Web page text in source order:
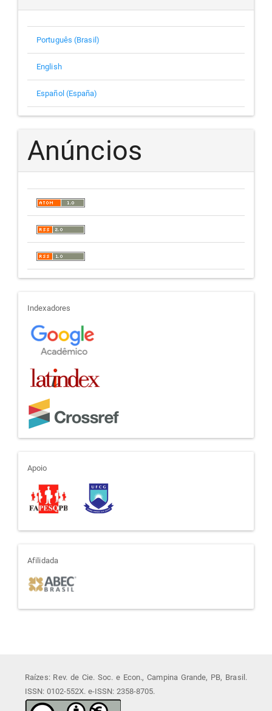
Português (Brasil)
English
Español (España)
Anúncios
indexadores
Indexadores
apoio
Apoio
afiliada
Afilidada
Raízes: Rev. de Cie. Soc. e Econ., Campina Grande, PB, Brasil.
ISSN: 0102-552X. e-ISSN: 2358-8705.